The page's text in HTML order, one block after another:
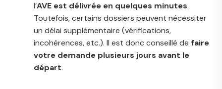
l’AVE est délivrée en quelques minutes.
Toutefois, certains dossiers peuvent nécessiter
un délai supplémentaire (vérifications,
incohérences, etc.). Il est donc conseillé de faire
votre demande plusieurs jours avant le
départ.